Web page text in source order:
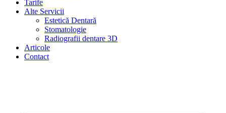
Tarife
Alte Servicii
Estetică Dentară
Stomatologie
Radiografii dentare 3D
Articole
Contact